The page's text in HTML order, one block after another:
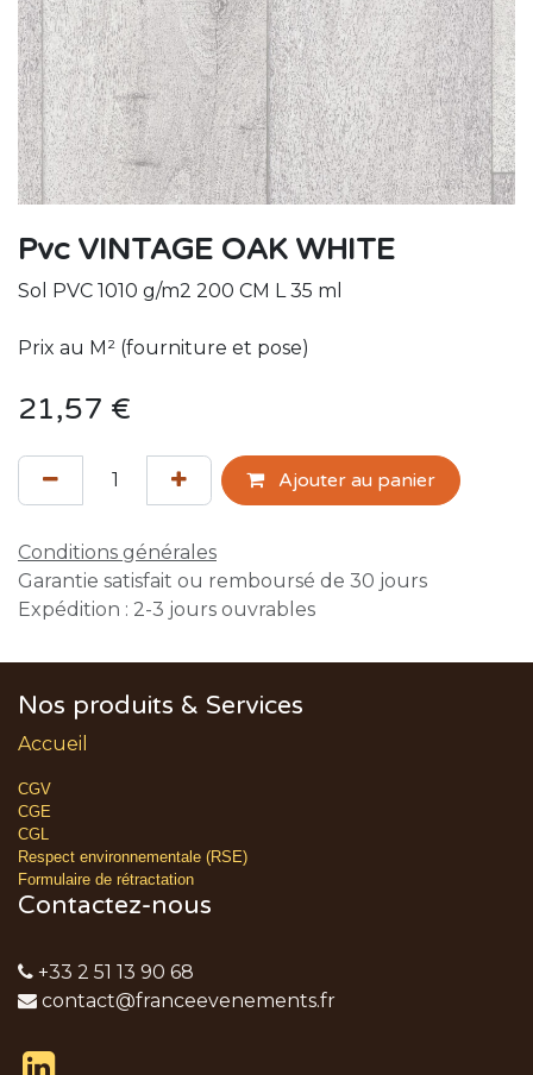
Pvc VINTAGE OAK WHITE
Sol PVC 1010 g/m2 200 CM L 35 ml
Prix au M² (fourniture et pose)
21,57 €
Ajouter au panier
Conditions générales
Garantie satisfait ou remboursé de 30 jours
Expédition : 2-3 jours ouvrables
Nos produits & Services
Accueil
CGV
CGE
CGL
Respect environnementale (RSE)
Formulaire de rétractation
Contactez-nous
+33 2 51 13 90 68
contact@franceevenements.fr